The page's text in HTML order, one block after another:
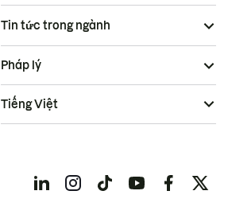
Tin tức trong ngành
Pháp lý
Tiếng Việt